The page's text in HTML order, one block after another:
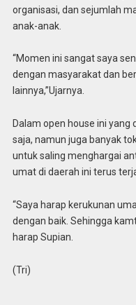
organisasi, dan sejumlah
anak-anak.
“Momen ini sangat saya
dengan masyarakat dan
lainnya,”Ujarnya.
Dalam open house ini
saja, namun juga banyak
untuk saling menghargai
umat di daerah ini terus
“Saya harap kerukunan
dengan baik. Sehingga
harap Supian.
(Tri)